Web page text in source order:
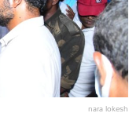
nara lokesh